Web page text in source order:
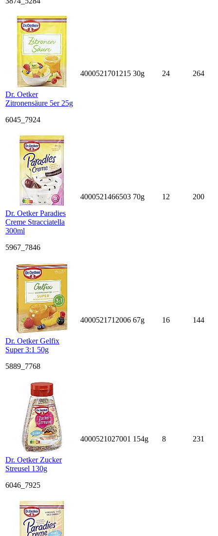
Dr. Oetker
Zitronensäure 5er 25g
6045_7924
4000521701215 30g 24 264
Dr. Oetker Paradies
Creme Stracciatella
300ml
5967_7846
4000521466503 70g 12 200
Dr. Oetker Gelfix
Super 3:1 50g
5889_7768
4000521712006 67g 16 144
Dr. Oetker Zucker
Streusel 130g
6046_7925
4000521027001 154g 8 231